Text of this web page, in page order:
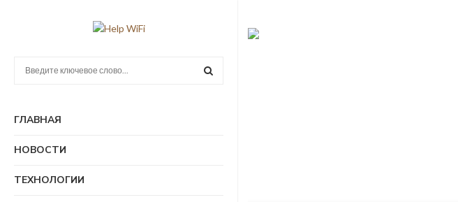
кГЛАВНАЯ
НОВОСТИ
ТЕХНОЛОГИИ